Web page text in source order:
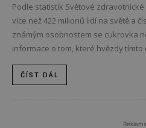
Podle statistik Světové
více než 422 milionů lidí na světě a
známým osobnostem se cukrovka
informace o tom, které hvězdy tímto
ČÍST DÁL
Reklama